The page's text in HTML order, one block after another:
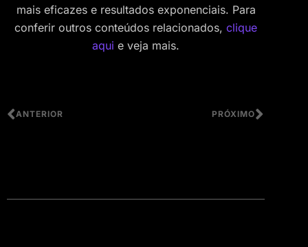
mais eficazes e resultados exponenciais. Para
conferir outros conteúdos relacionados, clique
aqui e veja mais.
ANTERIOR PRÓXIMO